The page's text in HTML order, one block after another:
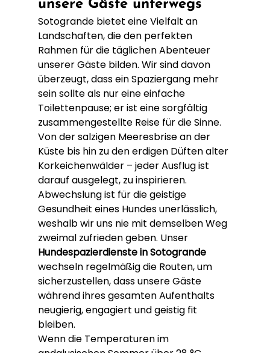
unsere Gäste unterwegs
Sotogrande bietet eine Vielfalt an
Landschaften, die den perfekten
Rahmen für die täglichen Abenteuer
unserer Gäste bilden. Wir sind davon
überzeugt, dass ein Spaziergang mehr
sein sollte als nur eine einfache
Toilettenpause; er ist eine sorgfältig
zusammengestellte Reise für die Sinne.
Von der salzigen Meeresbrise an der
Küste bis hin zu den erdigen Düften alter
Korkeichenwälder – jeder Ausflug ist
darauf ausgelegt, zu inspirieren.
Abwechslung ist für die geistige
Gesundheit eines Hundes unerlässlich,
weshalb wir uns nie mit demselben Weg
zweimal zufrieden geben. Unser
Hundespazierdienste in Sotogrande
wechseln regelmäßig die Routen, um
sicherzustellen, dass unsere Gäste
während ihres gesamten Aufenthalts
neugierig, engagiert und geistig fit
bleiben.
Wenn die Temperaturen im